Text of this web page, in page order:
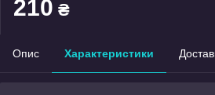
210 ₴
Опис Характеристики